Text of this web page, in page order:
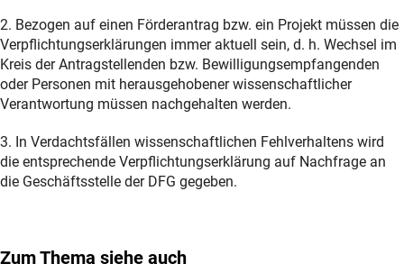
2. Bezogen auf einen Förderantrag bzw. ein Projekt müssen die
Verpflichtungserklärungen immer aktuell sein, d. h. Wechsel im
Kreis der Antragstellenden bzw. Bewilligungsempfangenden
oder Personen mit herausgehobener wissenschaftlicher
Verantwortung müssen nachgehalten werden.
3. In Verdachtsfällen wissenschaftlichen Fehlverhaltens wird
die entsprechende Verpflichtungserklärung auf Nachfrage an
die Geschäftsstelle der DFG gegeben.
Zum Thema siehe auch